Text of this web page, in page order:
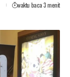
waktu baca 3 menit